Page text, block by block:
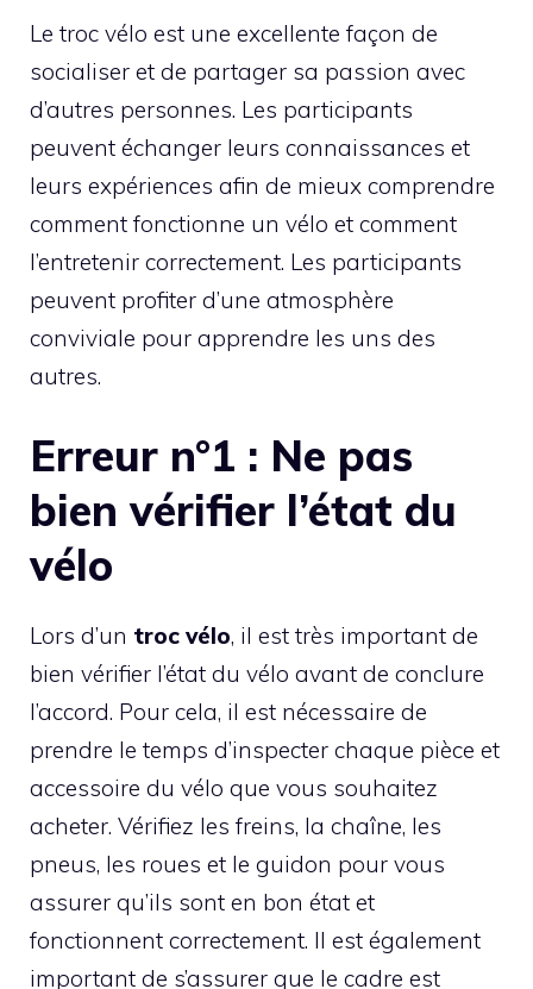
Le troc vélo est une excellente façon de
socialiser et de partager sa passion avec
d’autres personnes. Les participants
peuvent échanger leurs connaissances et
leurs expériences afin de mieux comprendre
comment fonctionne un vélo et comment
l’entretenir correctement. Les participants
peuvent profiter d’une atmosphère
conviviale pour apprendre les uns des
autres.
Erreur n°1 : Ne pas
bien vérifier l’état du
vélo
Lors d’un troc vélo, il est très important de
bien vérifier l’état du vélo avant de conclure
l’accord. Pour cela, il est nécessaire de
prendre le temps d’inspecter chaque pièce et
accessoire du vélo que vous souhaitez
acheter. Vérifiez les freins, la chaîne, les
pneus, les roues et le guidon pour vous
assurer qu’ils sont en bon état et
fonctionnent correctement. Il est également
important de s’assurer que le cadre est